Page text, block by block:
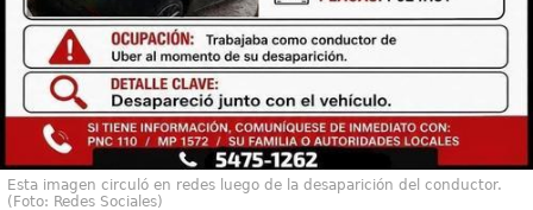
Esta imagen circuló en redes luego de la desaparición del conductor.
(Foto: Redes Sociales)